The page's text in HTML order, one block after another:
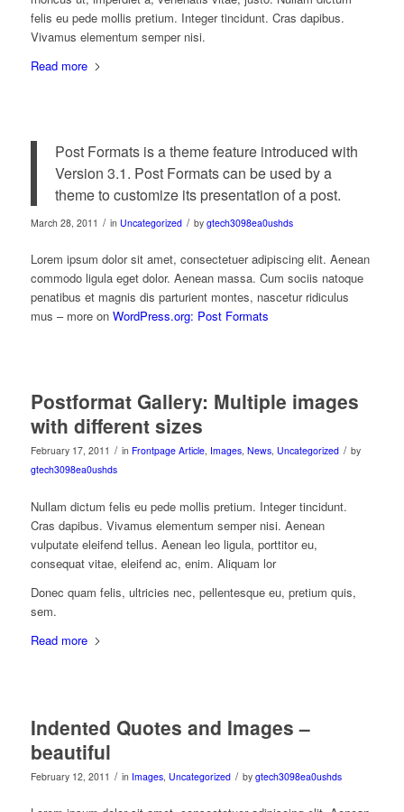
felis eu pede mollis pretium. Integer tincidunt. Cras dapibus.
Vivamus elementum semper nisi.
Read more
Post Formats is a theme feature introduced with
Version 3.1. Post Formats can be used by a
theme to customize its presentation of a post.
March 28, 2011 / in Uncategorized / by gtech3098ea0ushds
Lorem ipsum dolor sit amet, consectetuer adipiscing elit. Aenean
commodo ligula eget dolor. Aenean massa. Cum sociis natoque
penatibus et magnis dis parturient montes, nascetur ridiculus
mus – more on WordPress.org: Post Formats
Postformat Gallery: Multiple images
with different sizes
February 17, 2011 / in Frontpage Article, Images, News, Uncategorized / by
gtech3098ea0ushds
Nullam dictum felis eu pede mollis pretium. Integer tincidunt.
Cras dapibus. Vivamus elementum semper nisi. Aenean
vulputate eleifend tellus. Aenean leo ligula, porttitor eu,
consequat vitae, eleifend ac, enim. Aliquam lor
Donec quam felis, ultricies nec, pellentesque eu, pretium quis,
sem.
Read more
Indented Quotes and Images –
beautiful
February 12, 2011 / in Images, Uncategorized / by gtech3098ea0ushds